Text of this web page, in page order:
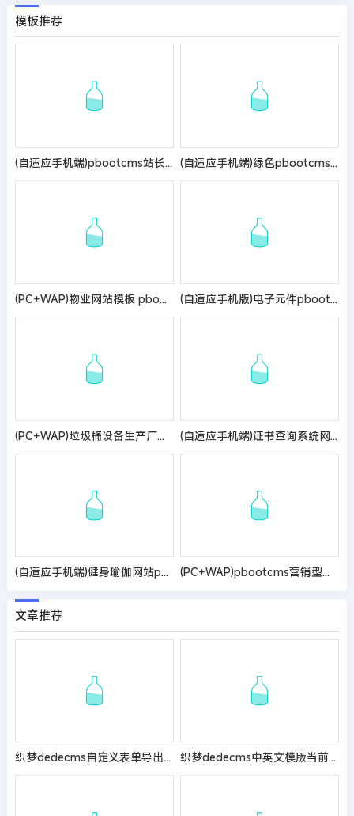
模板推荐
(自适应手机端)pbootcms站长导航网站模板 网址目录导航网站源码下载(带评论功能) (自适应手机端)绿色pbootcms产业发展协会网站模板 政府协会网站源码
(PC+WAP)物业网站模板 pbootcms物业管理安保类网站源码 (自适应手机版)电子元件pbootcms网站模板 电路板网站源码
(PC+WAP)垃圾桶设备生产厂家网站pbootcms模板 绿色环保设备网站源码 (自适应手机端)证书查询系统网站模板
(自适应手机端)健身瑜伽网站pbootcms模板 紫色瑜伽工作室网站源码 (PC+WAP)pbootcms营销型除甲醛网站模板 室内空气检测净化类网站源码
文章推荐
织梦dedecms自定义表单导出到excel教程 织梦dedecms中英文模版当前位置的修改方法